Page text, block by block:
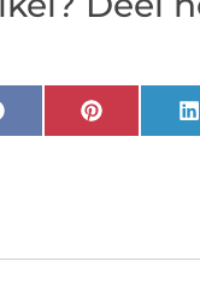
Facebook Pinterest